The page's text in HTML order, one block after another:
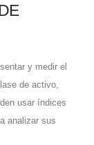
y medir el
de activo,
usar índices
analizar sus